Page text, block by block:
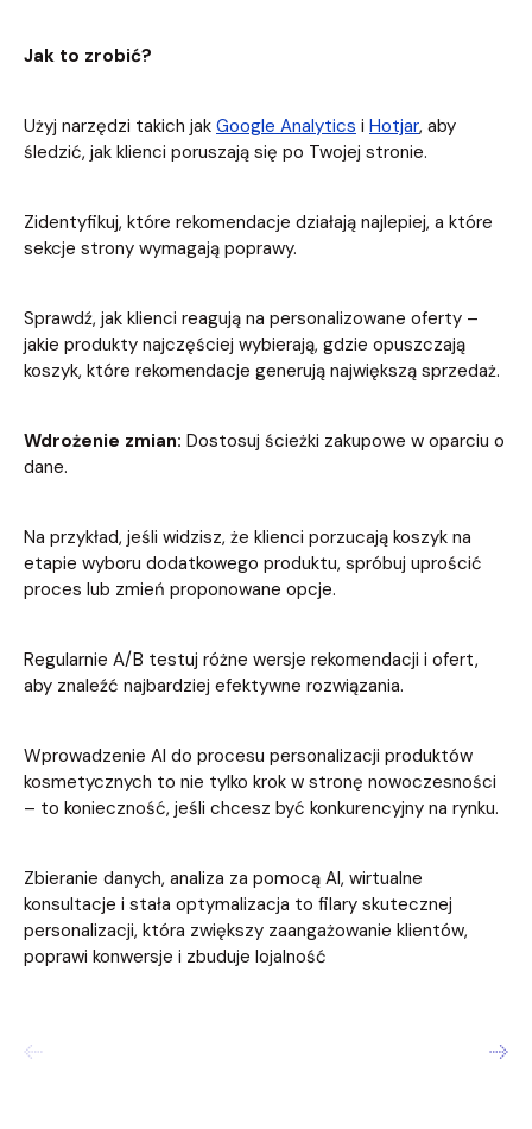
Jak to zrobić?
Użyj narzędzi takich jak Google Analytics i Hotjar, aby
śledzić, jak klienci poruszają się po Twojej stronie.
Zidentyfikuj, które rekomendacje działają najlepiej, a które
sekcje strony wymagają poprawy.
Sprawdź, jak klienci reagują na personalizowane oferty –
jakie produkty najczęściej wybierają, gdzie opuszczają
koszyk, które rekomendacje generują największą sprzedaż.
Wdrożenie zmian: Dostosuj ścieżki zakupowe w oparciu o
dane.
Na przykład, jeśli widzisz, że klienci porzucają koszyk na
etapie wyboru dodatkowego produktu, spróbuj uprościć
proces lub zmień proponowane opcje.
Regularnie A/B testuj różne wersje rekomendacji i ofert,
aby znaleźć najbardziej efektywne rozwiązania.
Wprowadzenie AI do procesu personalizacji produktów
kosmetycznych to nie tylko krok w stronę nowoczesności
– to konieczność, jeśli chcesz być konkurencyjny na rynku.
Zbieranie danych, analiza za pomocą AI, wirtualne
konsultacje i stała optymalizacja to filary skutecznej
personalizacji, która zwiększy zaangażowanie klientów,
poprawi konwersje i zbuduje lojalność